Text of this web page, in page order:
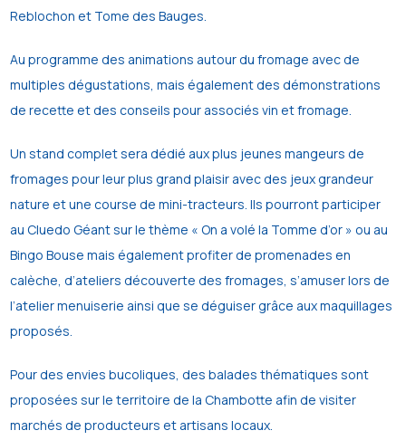
Reblochon et Tome des Bauges.
Au programme des animations autour du fromage avec de
multiples dégustations, mais également des démonstrations
de recette et des conseils pour associés vin et fromage.
Un stand complet sera dédié aux plus jeunes mangeurs de
fromages pour leur plus grand plaisir avec des jeux grandeur
nature et une course de mini-tracteurs. Ils pourront participer
au Cluedo Géant sur le thème « On a volé la Tomme d’or » ou au
Bingo Bouse mais également profiter de promenades en
calèche, d’ateliers découverte des fromages, s’amuser lors de
l’atelier menuiserie ainsi que se déguiser grâce aux maquillages
proposés.
Pour des envies bucoliques, des balades thématiques sont
proposées sur le territoire de la Chambotte afin de visiter
marchés de producteurs et artisans locaux.